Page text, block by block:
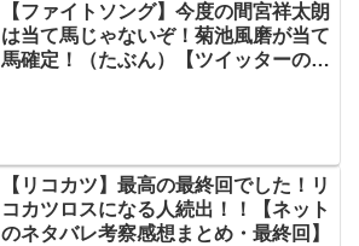
【ファイトソング】今度の間宮祥太朗
は当て馬じゃないぞ！菊池風磨が当て
馬確定！（たぶん）【ツイッターの考
【リコカツ】最高の最終回でした！リ
コカツロスになる人続出！！【ネット
のネタバレ考察感想まとめ・最終回】